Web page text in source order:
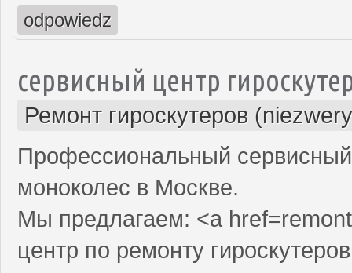
odpowiedz
сервисный центр
Ремонт гироскутеров
Профессиональный сервисный
моноколес в Москве.
Мы предлагаем: <a
центр по ремонту